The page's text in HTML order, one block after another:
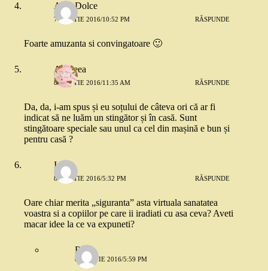
Aida Dolce
7 MARTIE 2016/10:52 PM RĂSPUNDE
Foarte amuzanta si convingatoare 🙂
Andreea
8 MARTIE 2016/11:35 AM RĂSPUNDE
Da, da, i-am spus și eu soțului de câteva ori că ar fi
indicat să ne luăm un stingător și în casă. Sunt
stingătoare speciale sau unul ca cel din mașină e bun și
pentru casă ?
Ioana
8 MARTIE 2016/5:32 PM RĂSPUNDE
Oare chiar merita „siguranta” asta virtuala sanatatea
voastra si a copiilor pe care ii iradiati cu asa ceva? Aveti
macar idee la ce va expuneti?
Robo
8 MARTIE 2016/5:59 PM